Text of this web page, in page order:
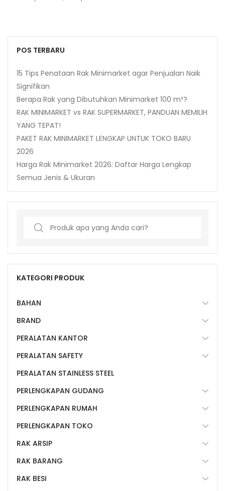
POS TERBARU
15 Tips Penataan Rak Minimarket agar Penjualan Naik
Signifikan
Berapa Rak yang Dibutuhkan Minimarket 100 m²?
RAK MINIMARKET vs RAK SUPERMARKET, PANDUAN MEMILIH
YANG TEPAT!
PAKET RAK MINIMARKET LENGKAP UNTUK TOKO BARU
2026
Harga Rak Minimarket 2026: Daftar Harga Lengkap
Semua Jenis & Ukuran
Search
KATEGORI PRODUK
BAHAN
BRAND
PERALATAN KANTOR
PERALATAN SAFETY
PERALATAN STAINLESS STEEL
PERLENGKAPAN GUDANG
PERLENGKAPAN RUMAH
PERLENGKAPAN TOKO
RAK ARSIP
RAK BARANG
RAK BESI